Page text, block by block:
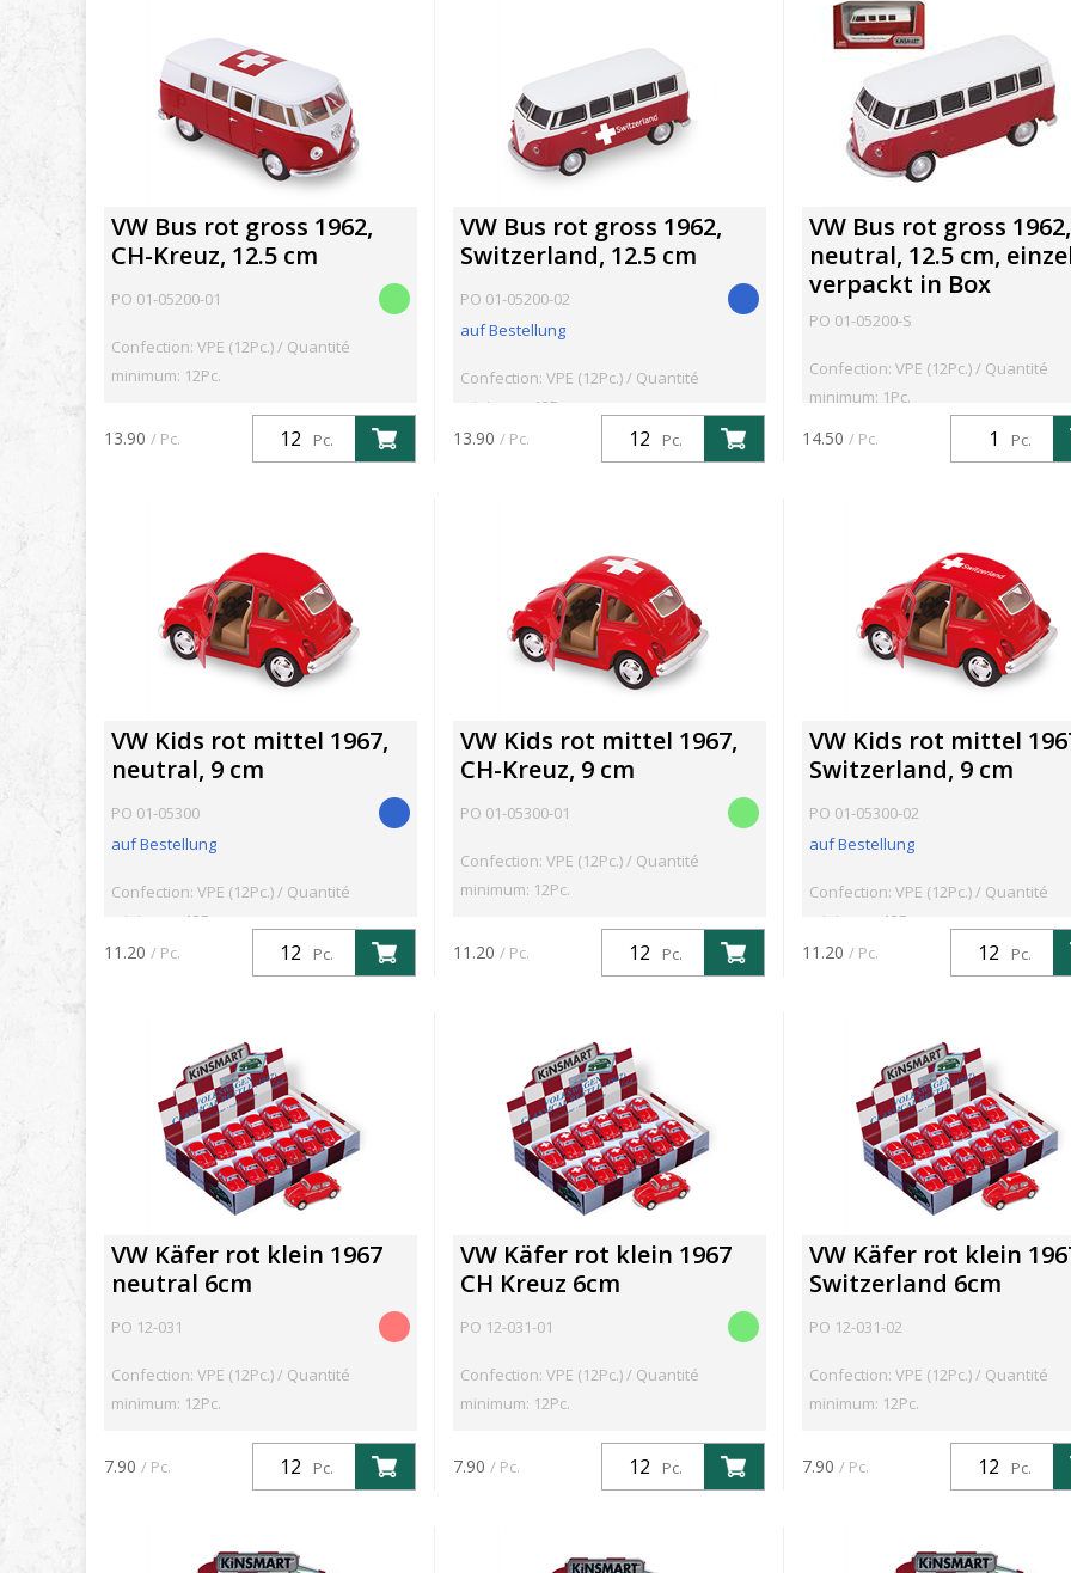
VW Bus rot gross 1962,
CH-Kreuz, 12.5 cm
PO 01-05200-01
Confection: VPE (12Pc.) / Quantité
minimum: 12Pc.
Pc.
13.90 / Pc.
VW Bus rot gross 1962,
Switzerland, 12.5 cm
PO 01-05200-02
auf Bestellung
Confection: VPE (12Pc.) / Quantité
minimum: 12Pc.
Pc.
13.90 / Pc.
VW Bus rot gross 1962,
neutral, 12.5 cm,
verpackt in Box
PO 01-05200-S
Confection: VPE (12Pc.) / Quantité
minimum: 1Pc.
Pc.
14.50 / Pc.
VW Kids rot mittel 1967,
neutral, 9 cm
PO 01-05300
auf Bestellung
Confection: VPE (12Pc.) / Quantité
minimum: 12Pc.
Pc.
11.20 / Pc.
VW Kids rot mittel 1967,
CH-Kreuz, 9 cm
PO 01-05300-01
Confection: VPE (12Pc.) / Quantité
minimum: 12Pc.
Pc.
11.20 / Pc.
VW Kids rot mittel
Switzerland, 9 cm
PO 01-05300-02
auf Bestellung
Confection: VPE (12Pc.) / Quantité
minimum: 12Pc.
Pc.
11.20 / Pc.
VW Käfer rot klein 1967
neutral 6cm
PO 12-031
Confection: VPE (12Pc.) / Quantité
minimum: 12Pc.
Pc.
7.90 / Pc.
VW Käfer rot klein 1967
CH Kreuz 6cm
PO 12-031-01
Confection: VPE (12Pc.) / Quantité
minimum: 12Pc.
Pc.
7.90 / Pc.
VW Käfer rot klein
Switzerland 6cm
PO 12-031-02
Confection: VPE (12Pc.) / Quantité
minimum: 12Pc.
Pc.
7.90 / Pc.